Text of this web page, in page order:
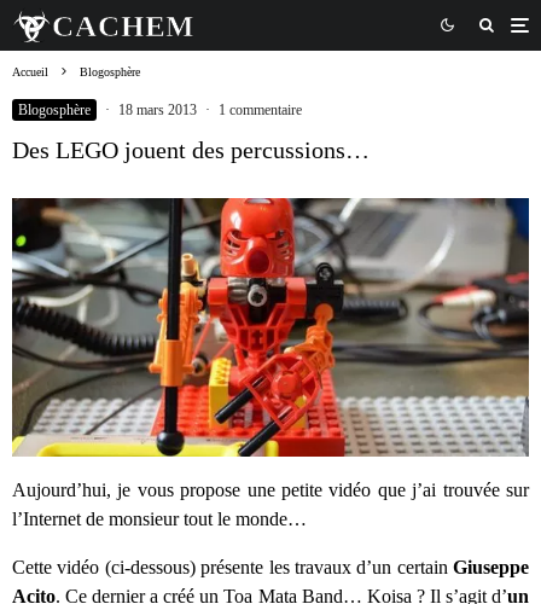
Accueil Blogosphère
Blogosphère · 18 mars 2013 · 1 commentaire
Des LEGO jouent des percussions…
Aujourd’hui, je vous propose une petite vidéo que j’ai trouvée sur
l’Internet de monsieur tout le monde…
Cette vidéo (ci-dessous) présente les travaux d’un certain Giuseppe
Acito. Ce dernier a créé un Toa Mata Band… Koisa ? Il s’agit d’un